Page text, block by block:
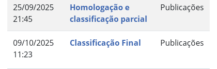
25/09/2025
21:45
Homologação e
classificação parcial
Publicações
09/10/2025
11:23
Classificação Final Publicações